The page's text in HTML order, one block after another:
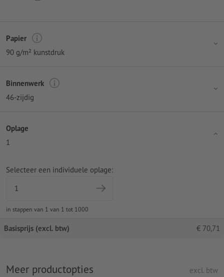
Papier
90 g/m² kunstdruk
Binnenwerk
46-zijdig
Oplage
1
Selecteer een individuele oplage:
in stappen van 1 van 1 tot 1000
Basisprijs (excl. btw) € 70,71
Meer productopties excl. btw